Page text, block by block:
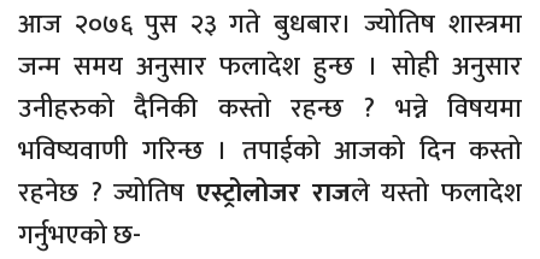
आज २०७६ पुस २३ गते बुधबार। ज्योतिष शास्त्रमा
जन्म समय अनुसार फलादेश हुन्छ । सोही अनुसार
उनीहरुको दैनिकी कस्तो रहन्छ ? भन्ने विषयमा
भविष्यवाणी गरिन्छ । तपाईको आजको दिन कस्तो
रहनेछ ? ज्योतिष एस्ट्रोलोजर राजले यस्तो फलादेश
गर्नुभएको छ-